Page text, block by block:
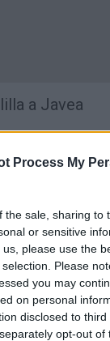
Process My
the sale, sharing to
or sensitive
please use the
Please
you may
on personal
disclosed to
opt-out of
a Javea